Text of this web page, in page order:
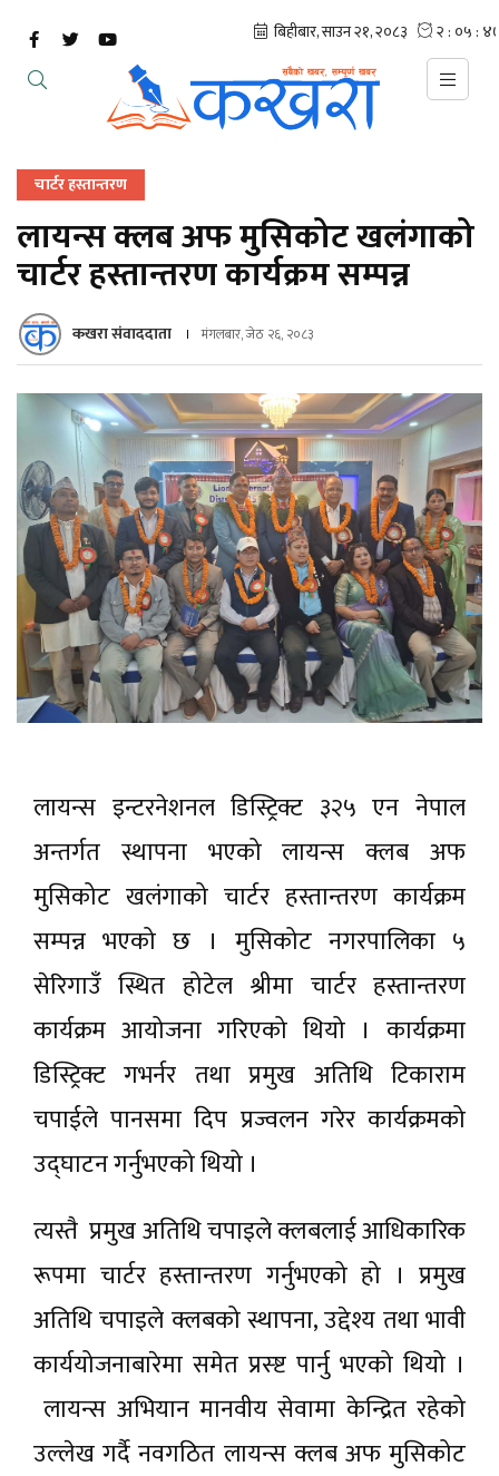
चार्टर हस्तान्तरण
लायन्स क्लब अफ मुसिकोट खलंगाको
चार्टर हस्तान्तरण कार्यक्रम सम्पन्न
कखरा संवाददाता मंगलबार, जेठ २६, २०८३
लायन्स इन्टरनेशनल डिस्ट्रिक्ट ३२५ एन नेपाल
अन्तर्गत स्थापना भएको लायन्स क्लब अफ
मुसिकोट खलंगाको चार्टर हस्तान्तरण कार्यक्रम
सम्पन्न भएको छ । मुसिकोट नगरपालिका ५
सेरिगाउँ स्थित होटेल श्रीमा चार्टर हस्तान्तरण
कार्यक्रम आयोजना गरिएको थियो । कार्यक्रमा
डिस्ट्रिक्ट गभर्नर तथा प्रमुख अतिथि टिकाराम
चपाईले पानसमा दिप प्रज्वलन गरेर कार्यक्रमको
उद्घाटन गर्नुभएको थियो ।
त्यस्तै प्रमुख अतिथि चपाइले क्लबलाई आधिकारिक
रूपमा चार्टर हस्तान्तरण गर्नुभएको हो । प्रमुख
अतिथि चपाइले क्लबको स्थापना, उद्देश्य तथा भावी
कार्ययोजनाबारेमा समेत प्रस्ष्ट पार्नु भएको थियो ।
लायन्स अभियान मानवीय सेवामा केन्द्रित रहेको
उल्लेख गर्दै नवगठित लायन्स क्लब अफ मुसिकोट